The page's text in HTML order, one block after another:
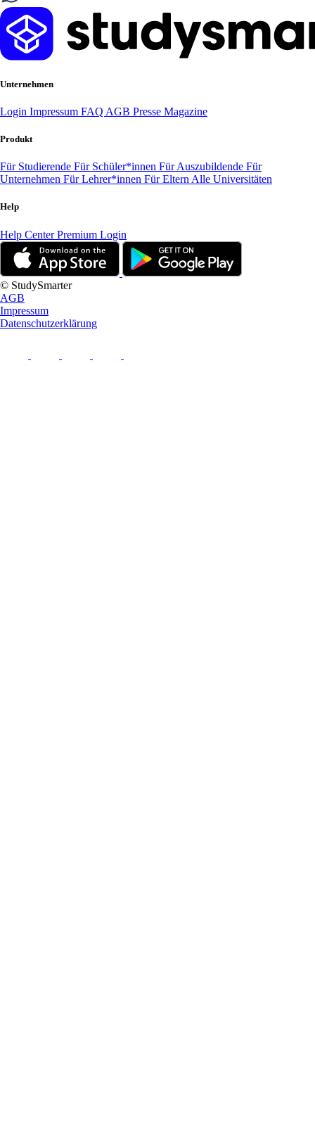
Unternehmen
Login Impressum FAQ AGB Presse Magazine
Produkt
Für Studierende Für Schüler*innen Für Auszubildende Für
Unternehmen Für Lehrer*innen Für Eltern Alle Universitäten
Help
Help CenterPremium Login
© StudySmarter
AGB
Impressum
Datenschutzerklärung